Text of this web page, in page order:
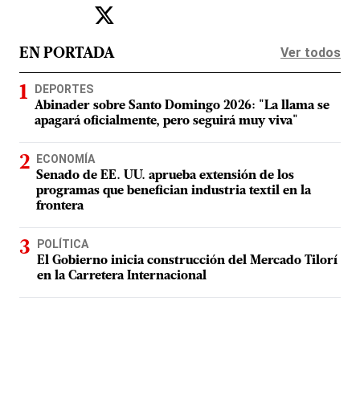
EN PORTADA Ver todos
DEPORTES
Abinader sobre Santo Domingo 2026: "La llama se
apagará oficialmente, pero seguirá muy viva"
ECONOMÍA
Senado de EE. UU. aprueba extensión de los
programas que benefician industria textil en la
frontera
POLÍTICA
El Gobierno inicia construcción del Mercado Tilorí
en la Carretera Internacional